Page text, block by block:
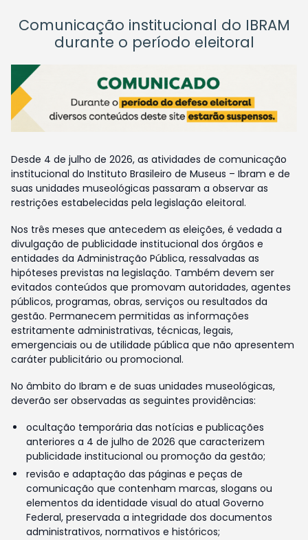
Comunicação institucional do IBRAM
durante o período eleitoral
Desde 4 de julho de 2026, as atividades de comunicação
institucional do Instituto Brasileiro de Museus – Ibram e de
suas unidades museológicas passaram a observar as
restrições estabelecidas pela legislação eleitoral.
Nos três meses que antecedem as eleições, é vedada a
divulgação de publicidade institucional dos órgãos e
entidades da Administração Pública, ressalvadas as
hipóteses previstas na legislação. Também devem ser
evitados conteúdos que promovam autoridades, agentes
públicos, programas, obras, serviços ou resultados da
gestão. Permanecem permitidas as informações
estritamente administrativas, técnicas, legais,
emergenciais ou de utilidade pública que não apresentem
caráter publicitário ou promocional.
No âmbito do Ibram e de suas unidades museológicas,
deverão ser observadas as seguintes providências:
ocultação temporária das notícias e publicações
anteriores a 4 de julho de 2026 que caracterizem
publicidade institucional ou promoção da gestão;
revisão e adaptação das páginas e peças de
comunicação que contenham marcas, slogans ou
elementos da identidade visual do atual Governo
Federal, preservada a integridade dos documentos
administrativos, normativos e históricos;